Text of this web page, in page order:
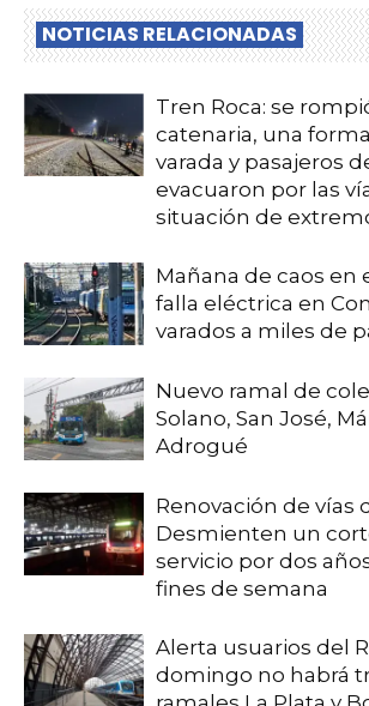
NOTICIAS RELACIONADAS
Tren Roca: se
catenaria, una
varada y pasajeros
evacuaron por las
situación de
Mañana de caos en
falla eléctrica en
varados a miles de
Nuevo ramal de
Solano, San José,
Adrogué
Renovación de vías
Desmienten un
servicio por dos
fines de semana
Alerta usuarios del
domingo no habrá